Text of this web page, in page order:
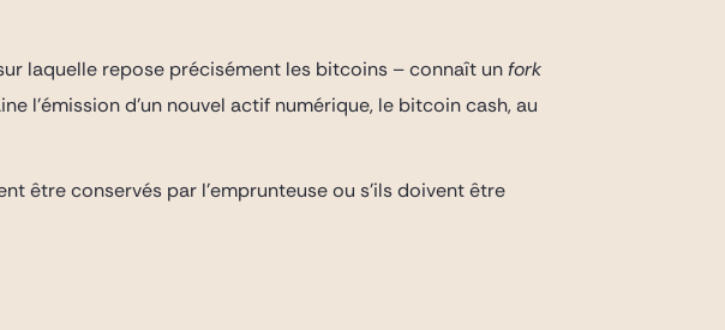
laquelle repose précisément les bitcoins – connaît un fork
l’émission d’un nouvel actif numérique, le bitcoin cash, au
être conservés par l’emprunteuse ou s’ils doivent être